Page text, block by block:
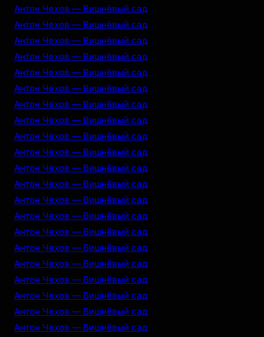
Антон Чехов — Вишнёвый сад
Антон Чехов — Вишнёвый сад
Антон Чехов — Вишнёвый сад
Антон Чехов — Вишнёвый сад
Антон Чехов — Вишнёвый сад
Антон Чехов — Вишнёвый сад
Антон Чехов — Вишнёвый сад
Антон Чехов — Вишнёвый сад
Антон Чехов — Вишнёвый сад
Антон Чехов — Вишнёвый сад
Антон Чехов — Вишнёвый сад
Антон Чехов — Вишнёвый сад
Антон Чехов — Вишнёвый сад
Антон Чехов — Вишнёвый сад
Антон Чехов — Вишнёвый сад
Антон Чехов — Вишнёвый сад
Антон Чехов — Вишнёвый сад
Антон Чехов — Вишнёвый сад
Антон Чехов — Вишнёвый сад
Антон Чехов — Вишнёвый сад
Антон Чехов — Вишнёвый сад